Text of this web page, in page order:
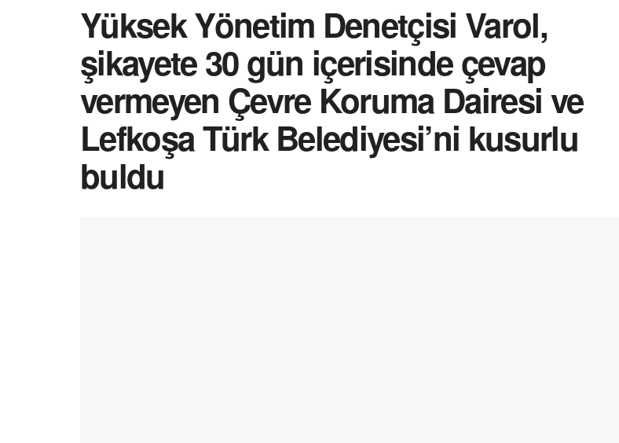
Yüksek Yönetim Denetçisi Varol,
şikayete 30 gün içerisinde çevap
vermeyen Çevre Koruma Dairesi ve
Lefkoşa Türk Belediyesi’ni kusurlu
buldu